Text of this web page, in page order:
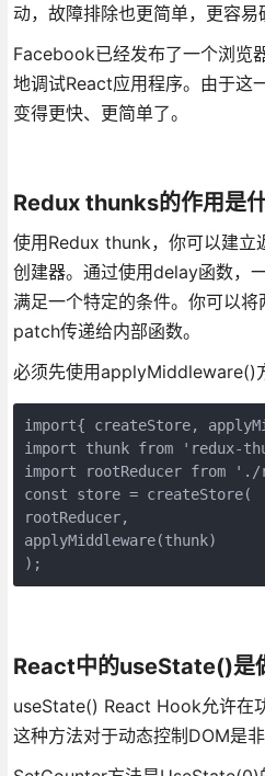
动，故障排除也更简单，更容易
Facebook已经发布了一个浏览
地调试React应用程序。由于这
变得更快、更简单了。
Redux thunks的作用是什
使用Redux thunk，你可以建立
创建器。通过使用delay函数，
满足一个特定的条件。你可以
patch传递给内部函数。
必须先使用applyMiddleware()
import{ createStore,
import thunk from 'redux-
import rootReducer from './
const store = createStore(
rootReducer,
applyMiddleware(thunk)
);
React中的useState()是
useState() React Hook允许在
这种方法对于动态控制DOM是非